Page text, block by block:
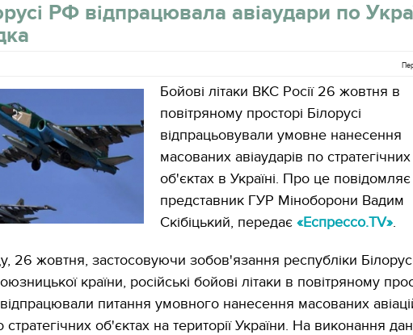
РФ відпрацювала авіаудари по
Бойові літаки ВКС Росії 26 жовтня в
повітряному просторі Білорусі
відпрацьовували умовне нанесення
масованих авіаударів по стратегічних
об'єктах в Україні. Про це повідомляє
представник ГУР Міноборони Вадим
Скібіцький, передає «Еспрессо.TV».
26 жовтня, застосовуючи зобов'язання республіки
країни, російські бойові літаки в повітряному
відпрацювали питання умовного нанесення масованих
стратегічних об'єктах на території України. На виконання